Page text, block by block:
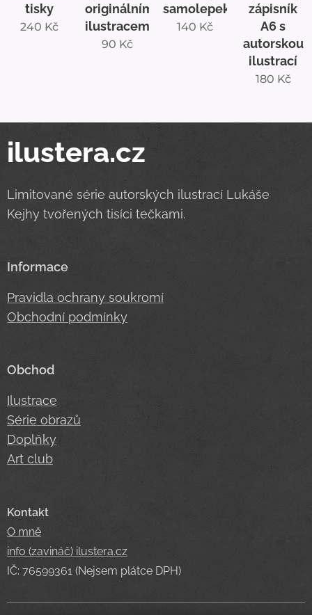
tisky
240 Kč
originálními
ilustracemi
90 Kč
samolepek
140 Kč
zápisník
A6 s
autorskou
ilustrací
180 Kč
ilustera.cz
Limitované série autorských ilustrací Lukáše
Kejhy tvořených tisíci tečkami.
Informace
Pravidla ochrany soukromí
Obchodní podmínky
Obchod
Ilustrace
Série obrazů
Doplňky
Art club
Kontakt
O mně
info (zavináč) ilustera.cz
IČ: 76599361 (Nejsem plátce DPH)